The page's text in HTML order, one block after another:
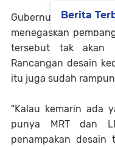
Gubernur Jawa
menegaskan
tersebut tak akan
Rancangan desain
itu juga sudah
"Kalau kemarin ada
punya MRT dan
penampakan
Berita